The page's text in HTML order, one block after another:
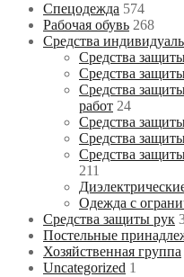
Спецодежда 574
Рабочая обувь 268
Средства
Средства
Средства
Средства
работ 24
Средства
Средства
Средства
211
Одежда с
Средства защиты рук
Постельные
Хозяйственная группа
Uncategorized 1